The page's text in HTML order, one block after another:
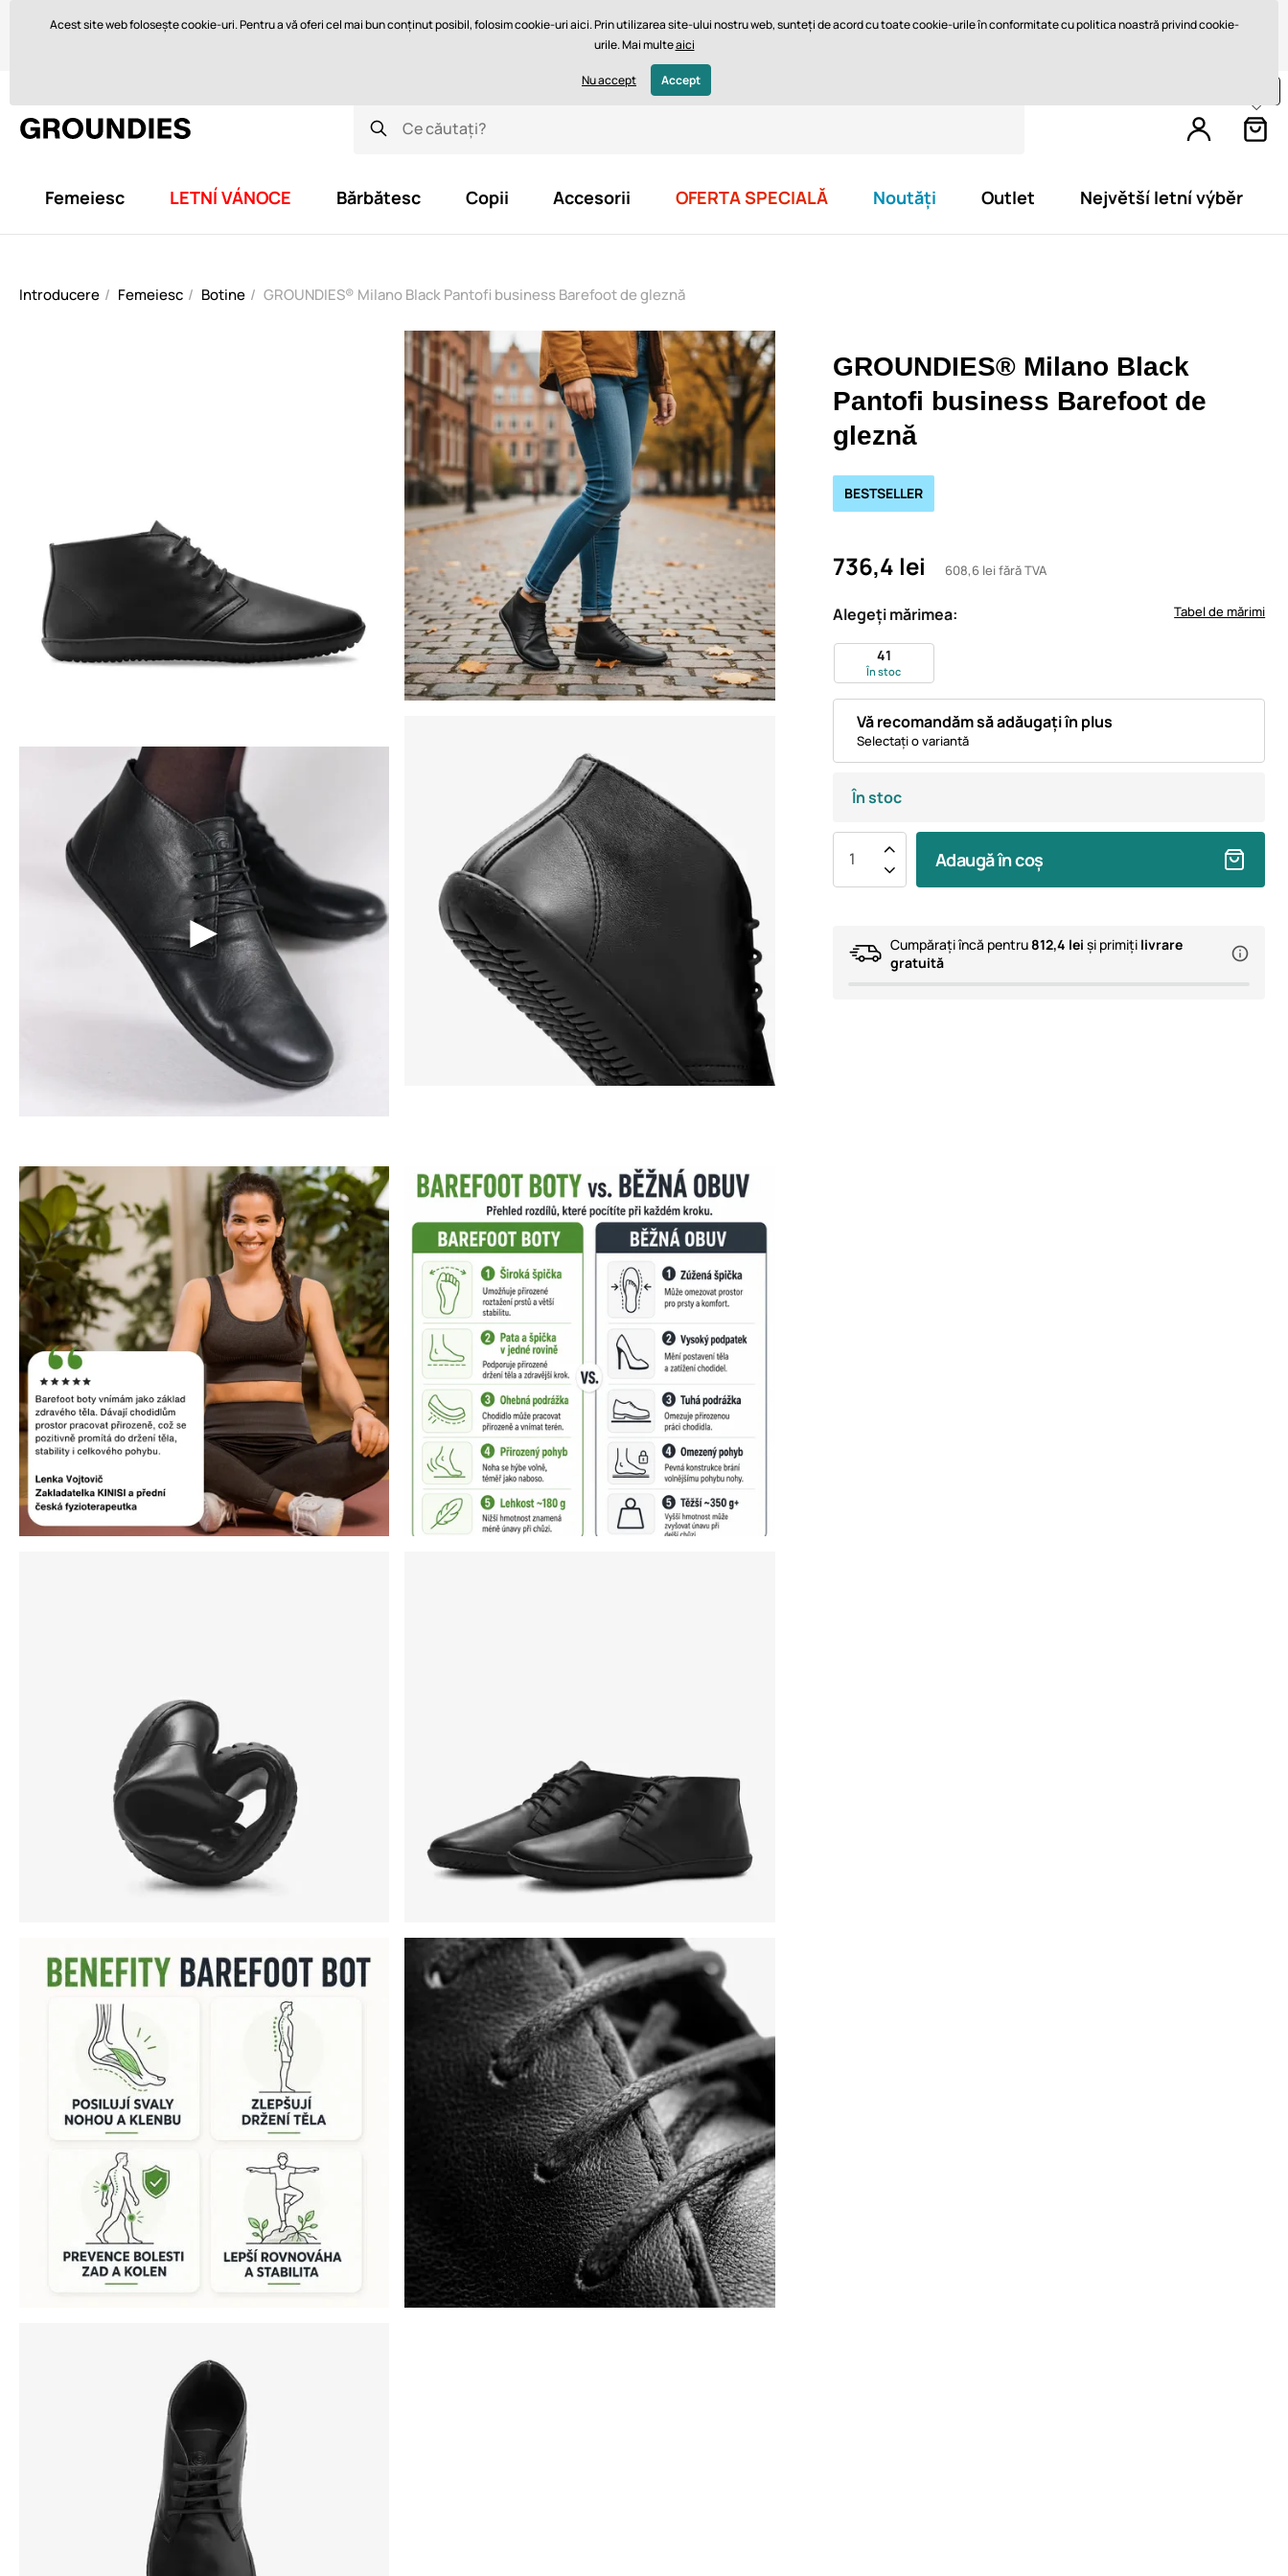
Vă ajutăm cu plăcere aiciorders@groundies.cz Retur în 14 zile
Livrare rapidă de la 747,61 lei GRATUIT
Lei - RO
Femeiesc LETNÍ VÁNOCE Bărbătesc Copii Accesorii OFERTA SPECIALĂ Noutăți Outlet Největší letní výběr
Introducere Femeiesc Botine GROUNDIES® Milano Black Pantofi business Barefoot de gleznă
GROUNDIES® Milano Black
Pantofi business Barefoot de
gleznă
736,4 lei 608,6 lei fără TVA
BESTSELLER
Tabel de mărimi
Alegeți mărimea:
41
În stoc
Vă recomandăm să adăugați în plus
Selectați o variantă
În stoc
Adaugă în coș
Cumpărați încă pentru 812,4 lei și primiți livrare
gratuită
Acest site web folosește cookie-uri. Pentru a vă oferi cel mai bun conținut posibil, folosim cookie-uri aici. Prin utilizarea site-ului nostru web, sunteți de acord cu toate cookie-urile în conformitate cu politica noastră privind cookie-
urile. Mai multeaici
Nu accept Accept